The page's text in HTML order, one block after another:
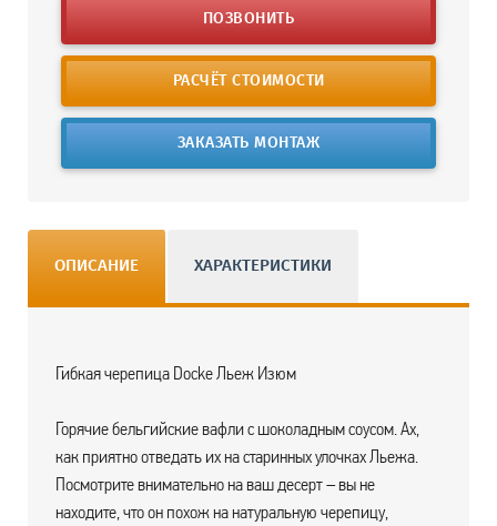
ПОЗВОНИТЬ
РАСЧЁТ СТОИМОСТИ
ЗАКАЗАТЬ МОНТАЖ
ОПИСАНИЕ ХАРАКТЕРИСТИКИ
Гибкая черепица Docke Льеж Изюм
Горячие бельгийские вафли с шоколадным соусом. Ах,
как приятно отведать их на старинных улочках Льежа.
Посмотрите внимательно на ваш десерт – вы не
находите, что он похож на натуральную черепицу,